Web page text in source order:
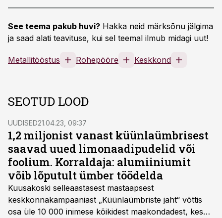
See teema pakub huvi? Hakka neid märksõnu jälgima
ja saad alati teavituse, kui sel teemal ilmub midagi uut!
Metallitööstus Rohepööre Keskkond
SEOTUD LOOD
UUDISED21.04.23, 09:37
1,2 miljonist vanast küünlaümbrisest
saavad uued limonaadipudelid või
foolium. Korraldaja: alumiiniumit
võib lõputult ümber töödelda
Kuusakoski selleaastasest mastaapsest
keskkonnakampaaniast „Küünlaümbriste jaht“ võttis
osa üle 10 000 inimese kõikidest maakondadest, kes